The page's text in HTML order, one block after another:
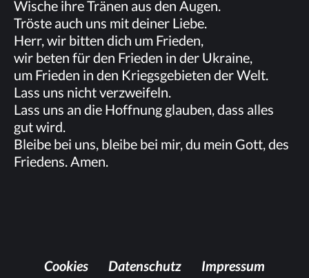
Wi­sche ihre Trä­nen aus den Augen.
Trös­te auch uns mit dei­ner Lie­be.
Herr, wir bit­ten dich um Frieden,
wir be­ten für den Frie­den in der Ukraine,
um Frie­den in den Kriegs­ge­bie­ten der Welt.
Lass uns nicht verzweifeln.
Lass uns an die Hoff­nung glau­ben, dass al­les
gut wird.
Blei­be bei uns, blei­be bei mir, du mein Gott, des
Frie­dens. Amen.
Coo­kies Da­ten­schutz Im­pres­sum